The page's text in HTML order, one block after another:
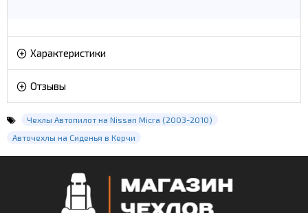
Характеристики
Отзывы
Чехлы Автопилот на Nissan Micra (2003-2010)
Авточехлы на Сиденья в Керчи